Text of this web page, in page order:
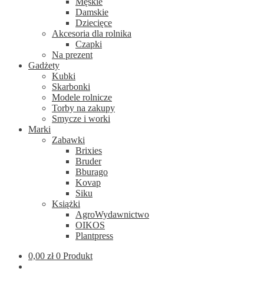
Damskie
Dziecięce
Akcesoria dla rolnika
Czapki
Na prezent
Gadżety
Kubki
Skarbonki
Modele rolnicze
Torby na zakupy
Smycze i worki
Marki
Zabawki
Brixies
Bruder
Bburago
Kovap
Siku
Książki
AgroWydawnictwo
OIKOS
Plantpress
0,00 zł 0 Produkt